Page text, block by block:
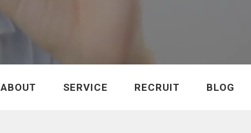
ABOUT SERVICE RECRUIT BLOG